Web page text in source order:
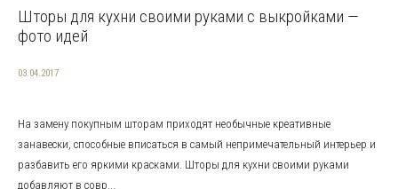
Шторы для кухни своими руками с выкройками —
фото идей
03.04.2017
На замену покупным шторам приходят необычные креативные
занавески, способные вписаться в самый непримечательный интерьер и
разбавить его яркими красками. Шторы для кухни своими руками
добавляют в совр...